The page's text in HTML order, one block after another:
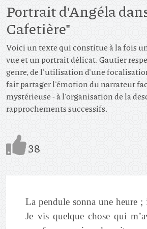
Portrait d'Angéla
Cafetière"
Voici un texte qui constitue à la fois
vue et un portrait délicat. Gautier
genre, de l'utilisation d'une
fait partager l'émotion du narrateur
mystérieuse - à l'organisation de la
rapprochements successifs.
38
La pendule sonna une heure ;
Je vis quelque chose qui